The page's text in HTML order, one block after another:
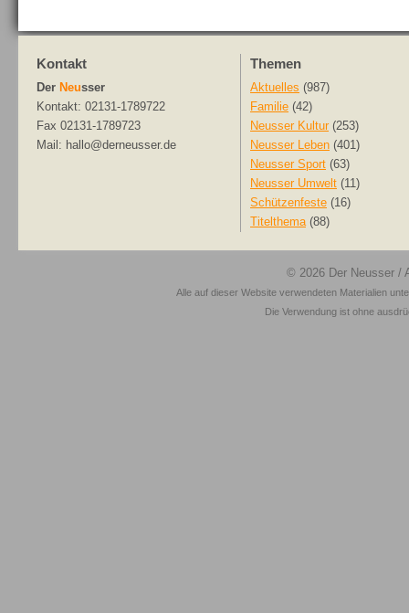
Kontakt
Der Neusser
Kontakt: 02131-1789722
Fax 02131-1789723
Mail: hallo@derneusser.de
Themen
Aktuelles (987)
Familie (42)
Neusser Kultur (253)
Neusser Leben (401)
Neusser Sport (63)
Neusser Umwelt (11)
Schützenfeste (16)
Titelthema(88)
© 2026 Der Neusser /
Alle auf dieser Website verwendeten Materialien
Die Verwendung ist ohne